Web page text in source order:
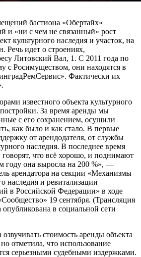
бастиона «Обертайх»
и «ни с чем не связанный» рост
культурного наследия и участок, на
Речь идет о строениях,
Литовский Вал, 1. С 2011 года по
с Росимуществом, они находятся в
Фактически их
известного объекта культурного
За время аренды мы
с его сохранением, осушили
как было и как стало. В первые
от арендодателя, от службы
наследия. В последнее время
говорят, что всё хорошо, и поднимают
году она выросла на 200 %», —
арендатора на секции «Механизмы
наследия и ревитализации
в Российской Федерации» в ходе
19 сентября. (Трансляция
в социальной сети
стоимость аренды объекта
отметила, что использование
серьезными судебными издержками.